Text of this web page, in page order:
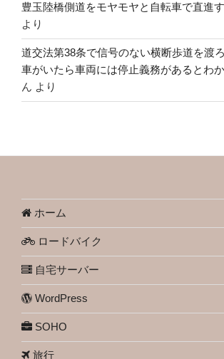
豊玉陸橋側道をモヤモヤと自転車で直進
より
道交法第38条で信号のない横断歩道を渡
車がいたら車両には停止義務があるとわ
ん より
ホーム
ロードバイク
自宅サーバー
WordPress
SOHO
旅行